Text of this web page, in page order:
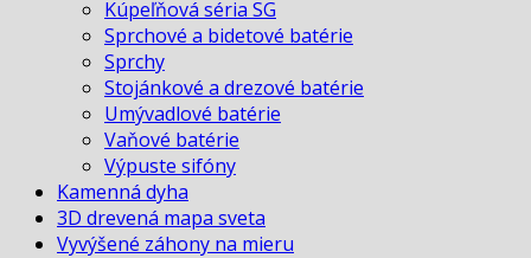
Kúpeľňová séria SG
Sprchové a bidetové batérie
Sprchy
Stojánkové a drezové batérie
Umývadlové batérie
Vaňové batérie
Výpuste sifóny
Kamenná dyha
3D drevená mapa sveta
Vyvýšené záhony na mieru